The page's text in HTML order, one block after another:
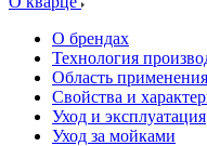
О брендах
Технология
Область применения
Свойства и
Уход и эксплуатация
Уход за мойками